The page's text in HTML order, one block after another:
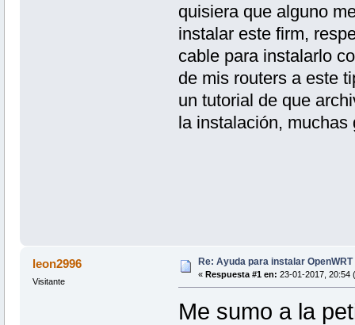
quisiera que alguno
instalar este firm,
cable para instalarlo
de mis routers a este
un tutorial de que
la instalación,
leon2996
Visitante
Re: Ayuda para instalar
« Respuesta #1 en: 23-01-2017, 20:54
Me sumo a la